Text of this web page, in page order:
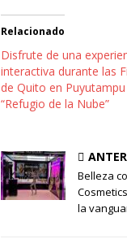
Relacionado
Disfrute de una
interactiva durante las
de Quito en Puyutampu
“Refugio de la Nube”
Belleza
la